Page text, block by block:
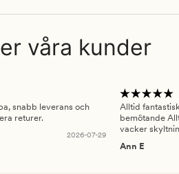
våra kunder
snabb leverans och
returer.
2026-07-29
Alltid
bemötande
vacker
Ann E